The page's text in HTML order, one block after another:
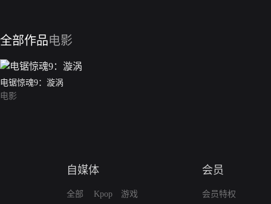
全部作品电影
电锯惊魂9：漩涡
电影
自媒体
全部
Kpop
游戏
会员
会员特权